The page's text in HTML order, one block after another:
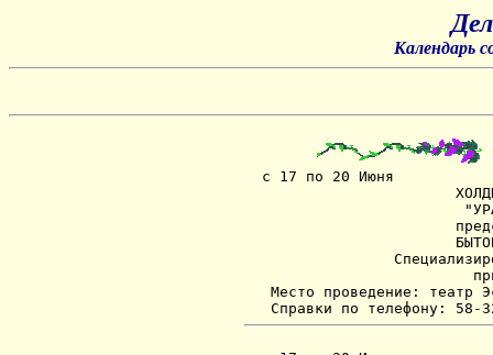
Календарь
  с 17 по 20 Июня
Место проведение: театр